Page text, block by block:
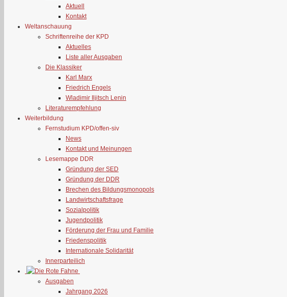
Aktuell
Kontakt
Weltanschauung
Schriftenreihe der KPD
Aktuelles
Liste aller Ausgaben
Die Klassiker
Karl Marx
Friedrich Engels
Wladimir Iljitsch Lenin
Literaturempfehlung
Weiterbildung
Fernstudium KPD/offen-siv
News
Kontakt und Meinungen
Lesemappe DDR
Gründung der SED
Gründung der DDR
Brechen des Bildungsmonopols
Landwirtschaftsfrage
Sozialpolitik
Jugendpolitik
Förderung der Frau und Familie
Friedenspolitik
Internationale Solidarität
Innerparteilich
Ausgaben
Jahrgang 2026